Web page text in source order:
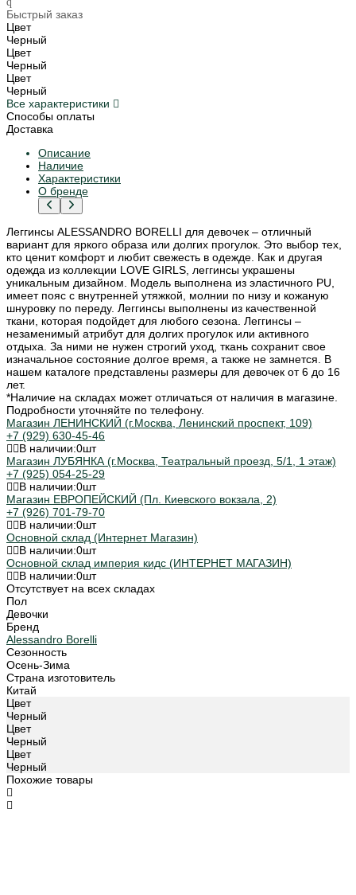
Быстрый заказ
Цвет
Черный
Цвет
Черный
Цвет
Черный
Все характеристики
Способы оплаты
Доставка
Описание
Наличие
Характеристики
О бренде
Леггинсы ALESSANDRO BORELLI для девочек – отличный
вариант для яркого образа или долгих прогулок. Это выбор тех,
кто ценит комфорт и любит свежесть в одежде. Как и другая
одежда из коллекции LOVE GIRLS, леггинсы украшены
уникальным дизайном. Модель выполнена из эластичного PU,
имеет пояс с внутренней утяжкой, молнии по низу и кожаную
шнуровку по переду. Леггинсы выполнены из качественной
ткани, которая подойдет для любого сезона. Леггинсы –
незаменимый атрибут для долгих прогулок или активного
отдыха. За ними не нужен строгий уход, ткань сохранит свое
изначальное состояние долгое время, а также не замнется. В
нашем каталоге представлены размеры для девочек от 6 до 16
лет.
*Наличие на складах может отличаться от наличия в магазине.
Подробности уточняйте по телефону.
Магазин ЛЕНИНСКИЙ (г.Москва, Ленинский проспект, 109)
+7 (929) 630-45-46
В наличии:0шт
Магазин ЛУБЯНКА (г.Москва, Театральный проезд, 5/1, 1 этаж)
+7 (925) 054-25-29
В наличии:0шт
Магазин ЕВРОПЕЙСКИЙ (Пл. Киевского вокзала, 2)
+7 (926) 701-79-70
В наличии:0шт
Основной склад (Интернет Магазин)
В наличии:0шт
Основной склад империя кидс (ИНТЕРНЕТ МАГАЗИН)
В наличии:0шт
Отсутствует на всех складах
Пол
Девочки
Бренд
Alessandro Borelli
Сезонность
Осень-Зима
Страна изготовитель
Китай
Цвет
Черный
Цвет
Черный
Цвет
Черный
Похожие товары